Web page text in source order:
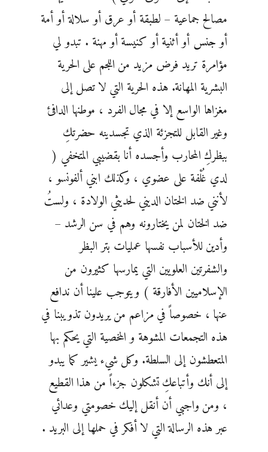
مصالح جماعية – لطبقة أو عرق أو سلالة أو أمة
أو جنس أو أثنية أو كنيسة أو مهنة . تبدو لي
مؤامرة تريد فرض مزيد من اللجم على الحرية
البشرية المهانة. هذه الحرية التي لا تصل إلى
مغزاها الواسع إلا في مجال الفرد ، موطنها الدافئ
وغير القابل للتجزئة الذي تجسدينه حضرتكِ
ببظركِ المحارب وأجسده أنا بقضيبي المتخفي (
لدي غُلْفة على عضوي ، وكذلك ابني ألفونسو ،
لأنني ضد الختان الديني لحديثي الولادة ، ولستُ
ضد الختان لمن يختارونه وهم في سن الرشد –
وأدين للأسباب نفسها عمليات بتر البظر
والشفرتين العلويين التي يمارسها كثيرون من
الإسلاميين الأفارقة ) ويتوجب علينا أن ندافع
عنها ، خصوصاً في مزاعم من يريدون تذويبنا في
هذه التجمعات المشوهة و المخصية التي يحكم بها
المتعطشون إلى السلطة. وكل شيء يشير كما يبدو
إلى أنك وأتباعكِ تشكلون جزءاً من هذا القطيع
، ومن واجبي أن أنقل إليك خصومتي وعدائي
عبر هذه الرسالة التي لا أفكر في حملها إلى البريد .